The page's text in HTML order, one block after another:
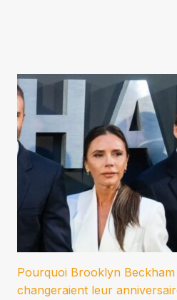
Pourquoi Brooklyn
changeraient leur